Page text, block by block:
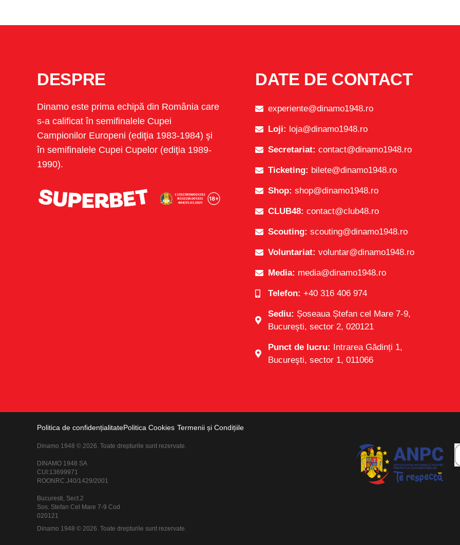
DESPRE
Dinamo este prima echipă din România care
s-a calificat în semifinalele Cupei
Campionilor Europeni (ediţia 1983-1984) şi
în semifinalele Cupei Cupelor (ediţia 1989-
1990).
DATE DE CONTACT
experiente@dinamo1948.ro
Loji: loja@dinamo1948.ro
Secretariat: contact@dinamo1948.ro
Ticketing: bilete@dinamo1948.ro
Shop: shop@dinamo1948.ro
CLUB48: contact@club48.ro
Scouting: scouting@dinamo1948.ro
Voluntariat: voluntar@dinamo1948.ro
Media: media@dinamo1948.ro
Telefon: +40 316 406 974
Sediu: Șoseaua Ștefan cel Mare 7-9,
Bucureşti, sector 2, 020121
Punct de lucru:
Intrarea Gădinți 1,
Bucureşti, sector 1, 011066
Politica de confidențialitatePolitica Cookies Termenii și Condițiile
Dinamo 1948 © 2026. Toate drepturile sunt rezervate.
DINAMO 1948 SA
CUI:13699971
ROONRC.J40/1429/2001
Bucuresti, Sect.2
Sos. Stefan Cel Mare 7-9 Cod
020121
Dinamo 1948 © 2026. Toate drepturile sunt rezervate.